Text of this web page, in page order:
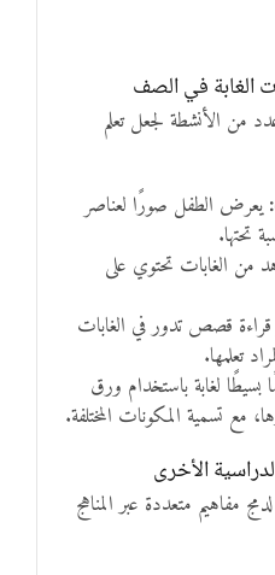
الغابة في الصف
من الأنشطة لجعل تعلم
يعرض الطفل صورًا لعناصر
تحتها.
من الغابات تحتوي على
قصص تدور في الغابات
تعلمها.
بسيطًا لغابة باستخدام ورق
مع تسمية المكونات المختلفة.
الأخرى
مفاهيم متعددة عبر المناهج